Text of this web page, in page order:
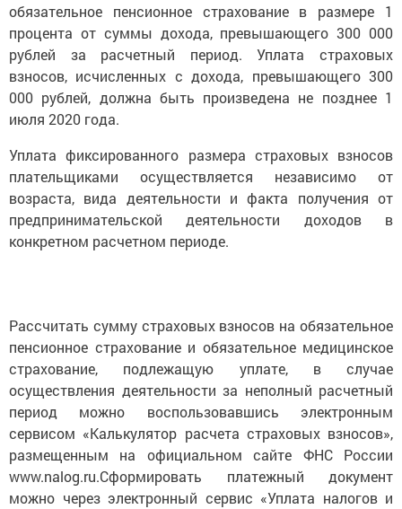
обязательное пенсионное страхование в размере 1
процента от суммы дохода, превышающего 300 000
рублей за расчетный период. Уплата страховых
взносов, исчисленных с дохода, превышающего 300
000 рублей, должна быть произведена не позднее 1
июля 2020 года.
Уплата фиксированного размера страховых взносов
плательщиками осуществляется независимо от
возраста, вида деятельности и факта получения от
предпринимательской деятельности доходов в
конкретном расчетном периоде.
Рассчитать сумму страховых взносов на обязательное
пенсионное страхование и обязательное медицинское
страхование, подлежащую уплате, в случае
осуществления деятельности за неполный расчетный
период можно воспользовавшись электронным
сервисом «Калькулятор расчета страховых взносов»,
размещенным на официальном сайте ФНС России
www.nalog.ru.Сформировать платежный документ
можно через электронный сервис «Уплата налогов и